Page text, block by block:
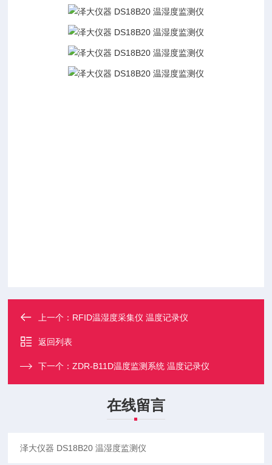
上一个： RFID温湿度采集仪 温度记录仪
返回列表
下一个：ZDR-B11D温度监测系统 温度记录仪
在线留言